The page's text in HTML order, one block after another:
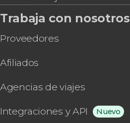
Trabaja con nosotros
Proveedores
Afiliados
Agencias de viajes
Integraciones y API Nuevo